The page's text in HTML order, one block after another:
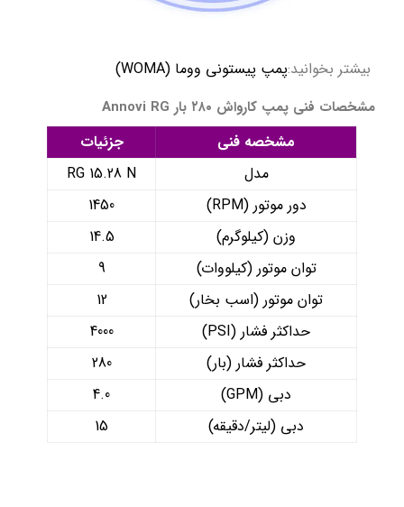
بیشتر بخوانید:پمپ پیستونی ووما (WOMA)
مشخصات فنی پمپ کارواش ۲۸۰ بار Annovi RG
مشخصه فنی
جزئیات
مدل
RG 15.28 N
دور موتور (RPM)
1450
وزن (کیلوگرم)
14.5
توان موتور (کیلووات)
9
توان موتور (اسب بخار)
12
حداکثر فشار (PSI)
4000
حداکثر فشار (بار)
280
دبی (GPM)
4.0
دبی (لیتر/دقیقه)
15